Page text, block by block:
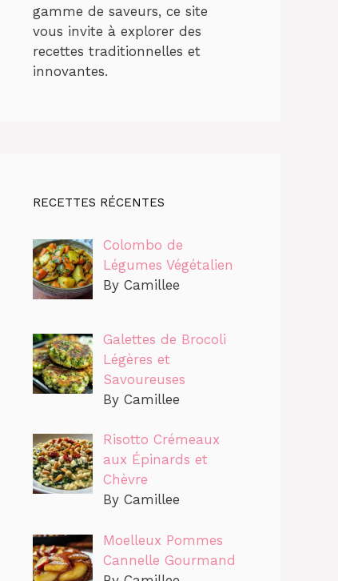
gamme de saveurs, ce site
vous invite à explorer des
recettes traditionnelles et
innovantes.
RECETTES RÉCENTES
Colombo de
Légumes Végétalien
By Camillee
Galettes de Brocoli
Légères et
Savoureuses
By Camillee
Risotto Crémeaux
aux Épinards et
Chèvre
By Camillee
Moelleux Pommes
Cannelle Gourmand